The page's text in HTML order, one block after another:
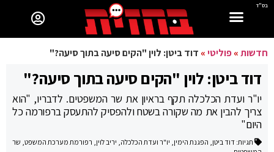
בס"ד
חדשות»פוליטי» דוד ביטן: לוין "הקים סיעה בתוך סיעה?"
דוד ביטן: לוין "הקים סיעה בתוך סיעה?"
יו"ר ועדת הכלכלה תקף בראיון את שר המשפטים. לדבריו, "הוא
צריך להבין את מה שקורה בשטח ולהפסיק להתעסק ברפורמה כל
היום"
תגיות: דוד ביטן, הפגנת הימין, יו"ר ועדת הכלכלה, יריב לוין, רפורמת מערכת המשפט, שר